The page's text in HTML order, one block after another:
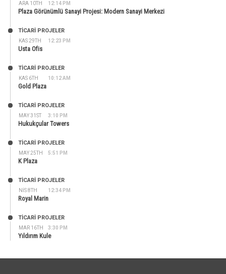
ARA 10TH 12:14 PM
Plaza Görünümlü Sanayi Projesi: Modern Sanayi Merkezi
KAS 29TH 12:23 PM
TİCARİ PROJELER
Usta Ofis
KAS 6TH 10:12 AM
TİCARİ PROJELER
Gold Plaza
MAY 31ST 3:10 PM
TİCARİ PROJELER
Hukukçular Towers
MAY 25TH 5:51 PM
TİCARİ PROJELER
K Plaza
NIS 8TH 12:34 PM
TİCARİ PROJELER
Royal Marin
MAR 16TH 3:30 PM
TİCARİ PROJELER
Yıldırım Kule